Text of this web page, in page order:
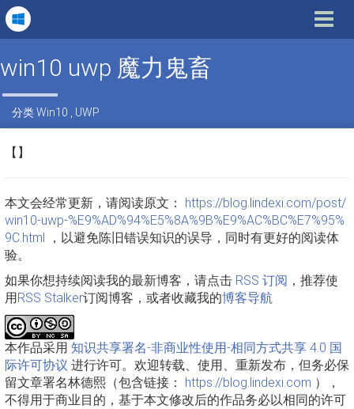
Toggle
win10 uwp 魔力鬼畜
分类Win10 UWP
【】
本文会经常更新，请阅读原文： https://blog.lindexi.com/post/
win10-uwp-%E9%AD%94%E5%8A%9B%E9%AC%BC%E7%95%
9C.html ，以避免陈旧错误知识的误导，同时有更好的阅读体
验。
如果你想持续阅读我的最新博客，请点击 RSS 订阅 ，推荐使
用RSS Stalker订阅博客，或者收藏我的博客导航
本作品采用 知识共享署名-非商业性使用-相同方式共享 4.0 国
际许可协议 进行许可。欢迎转载、使用、重新发布，但务必保
留文章署名林德熙（包含链接： https://blog.lindexi.com ），
不得用于商业目的，基于本文修改后的作品务必以相同的许可